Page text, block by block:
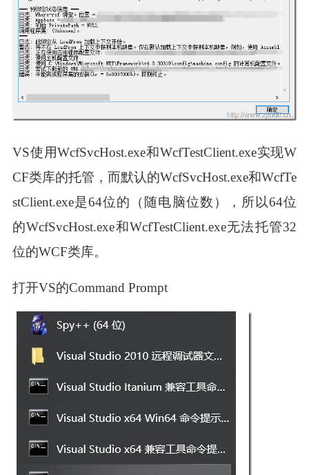
VS使用WcfSvcHost.exe和WcfTestClient.exe实现W
CF类库的托管，而默认的WcfSvcHost.exe和WcfTe
stClient.exe是64位的（随电脑位数），所以64位
的WcfSvcHost.exe和WcfTestClient.exe无法托管32
位的WCF类库。
打开VS的Command Prompt